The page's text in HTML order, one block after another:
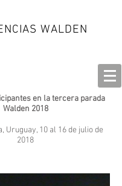
WALDEN
en la tercera parada
Walden 2018
Uruguay, 10 al 16 de julio de
2018